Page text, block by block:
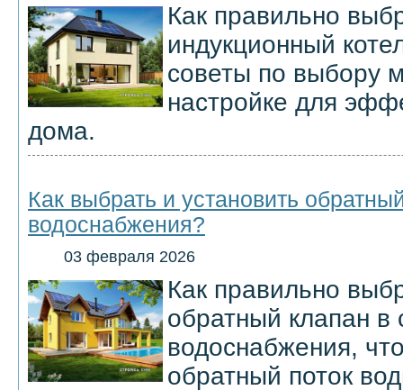
Как правильно
индукционный
советы по выбору
настройке для
дома.
Как выбрать и установить
водоснабжения?
03 февраля 2026
Как правильно
обратный клапан в
водоснабжения,
обратный поток